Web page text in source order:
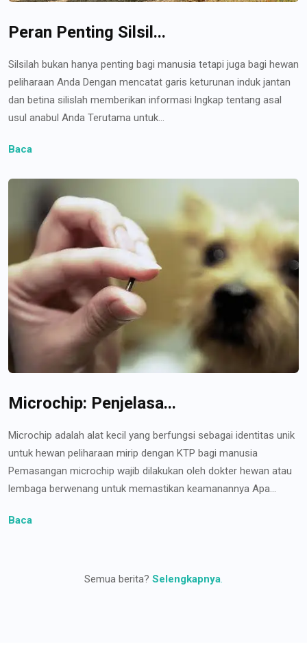
Peran Penting Silsil...
Silsilah bukan hanya penting bagi manusia tetapi juga bagi hewan
peliharaan Anda Dengan mencatat garis keturunan induk jantan
dan betina silislah memberikan informasi lngkap tentang asal
usul anabul Anda Terutama untuk...
Baca
Microchip: Penjelasa...
Microchip adalah alat kecil yang berfungsi sebagai identitas unik
untuk hewan peliharaan mirip dengan KTP bagi manusia
Pemasangan microchip wajib dilakukan oleh dokter hewan atau
lembaga berwenang untuk memastikan keamanannya Apa...
Baca
Semua berita? Selengkapnya